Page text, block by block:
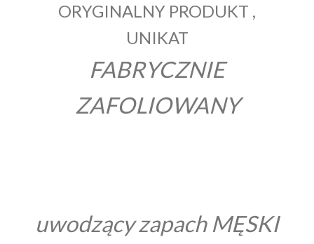
ORYGINALNY PRODUKT ,
UNIKAT
FABRYCZNIE
ZAFOLIOWANY
uwodzący zapach MĘSKI